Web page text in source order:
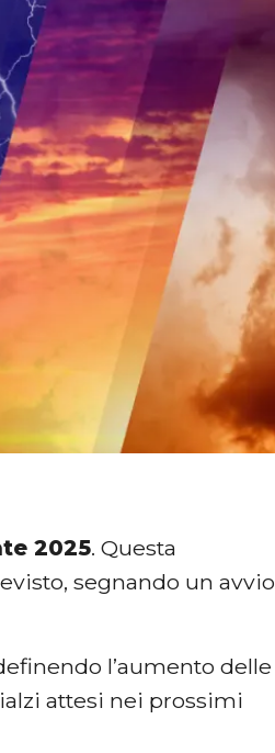
2025. Questa
segnando un avvio
l’aumento delle
attesi nei prossimi